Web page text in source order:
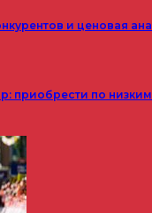
и ценовая
приобрести по